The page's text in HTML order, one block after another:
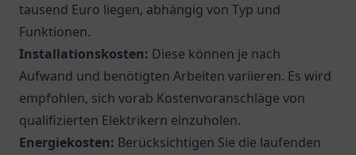
tausend Euro liegen, abhängig von Typ und
Funktionen.
Installationskosten: Diese können je nach
Aufwand und benötigten Arbeiten variieren. Es wird
empfohlen, sich vorab Kostenvoranschläge von
qualifizierten Elektrikern einzuholen.
Energiekosten: Berücksichtigen Sie die laufenden